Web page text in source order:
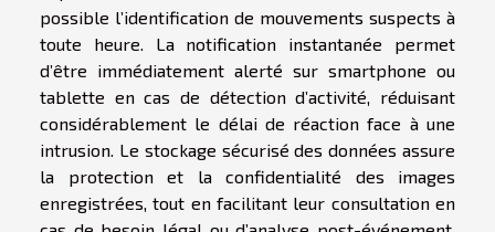
possible l’identification de mouvements suspects à
toute heure. La notification instantanée permet
d’être immédiatement alerté sur smartphone ou
tablette en cas de détection d’activité, réduisant
considérablement le délai de réaction face à une
intrusion. Le stockage sécurisé des données assure
la protection et la confidentialité des images
enregistrées, tout en facilitant leur consultation en